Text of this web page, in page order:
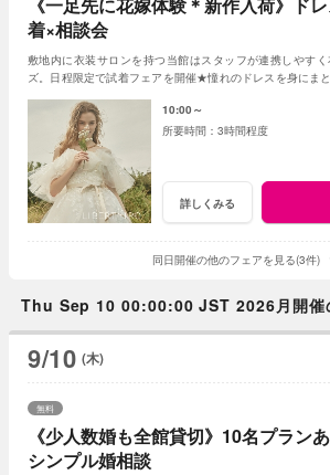
着×相談会
敷地内に衣装サロンを持つ当館はスタッフが連携しやす
ズ。日程限定で試着フェアを開催★憧れのドレスを身にま
10:00～
3時間程度
詳しくみる
同日開催の他のフェアを見る(3件)
Thu Sep 10 00:00:00 JST 2026月開催
9/10 (木)
《少人数婚も全館貸切》10名プラン
シンプル婚相談
無料